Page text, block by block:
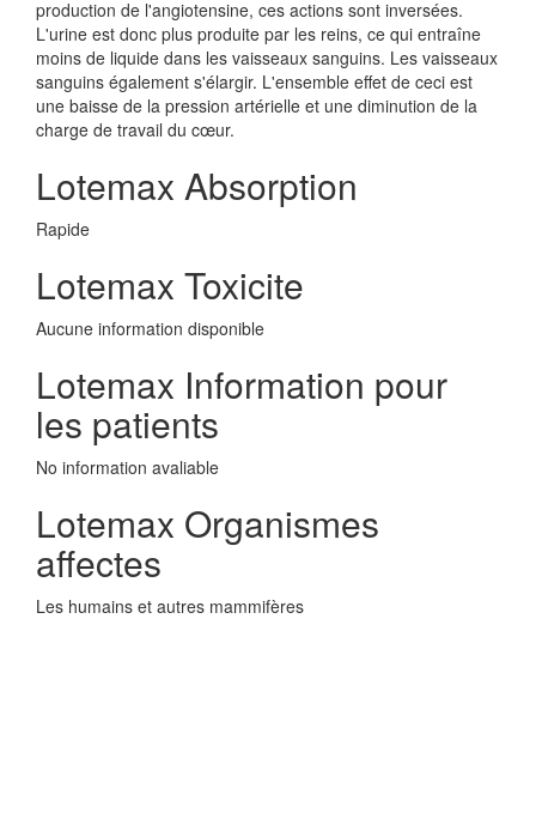
production de l'angiotensine, ces actions sont inversées.
L'urine est donc plus produite par les reins, ce qui entraîne
moins de liquide dans les vaisseaux sanguins. Les vaisseaux
sanguins également s'élargir. L'ensemble effet de ceci est
une baisse de la pression artérielle et une diminution de la
charge de travail du cœur.
Lotemax Absorption
Rapide
Lotemax Toxicite
Aucune information disponible
Lotemax Information pour
les patients
No information avaliable
Lotemax Organismes
affectes
Les humains et autres mammifères